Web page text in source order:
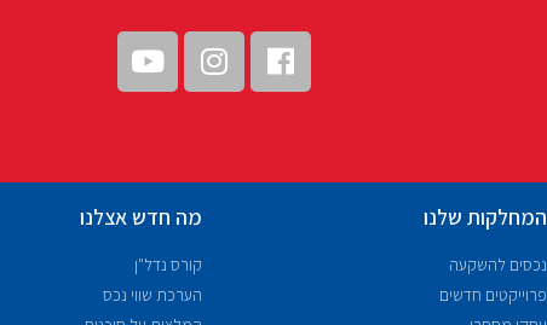
המחלקות שלנו
נכסים להשקעה
פרוייקטים חדשים
מה חדש אצלנו
קורס נדל"ן
הערכת שווי נכס